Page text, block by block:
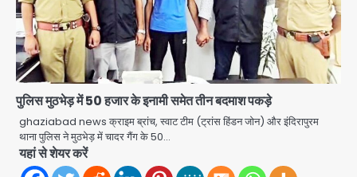
पुलिस मुठभेड़ में 50 हजार के इनामी समेत तीन बदमाश पकड़े
ghaziabad news क्राइम ब्रांच, स्वाट टीम (ट्रांस हिंडन जोन) और इंदिरापुरम
थाना पुलिस ने मुठभेड़ में चादर गैंग के 50…
यहां से शेयर करें